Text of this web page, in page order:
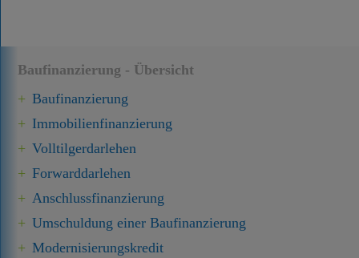
Baufinanzierung - Übersicht
Baufinanzierung
Immobilien­finanzierung
Volltilgerdarlehen
Forward­darlehen
Anschluss­finanzierung
Umschuldung einer Baufinanzierung
Modernisierungskredit